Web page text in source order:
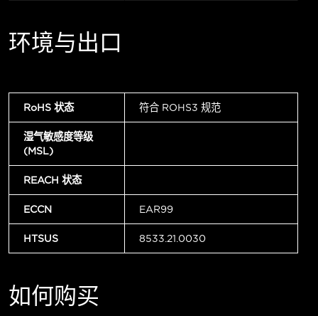
环境与出口
RoHS 状态 符合 ROHS3 规范
湿气敏感度等级
(MSL)
REACH 状态
ECCN EAR99
HTSUS 8533.21.0030
如何购买